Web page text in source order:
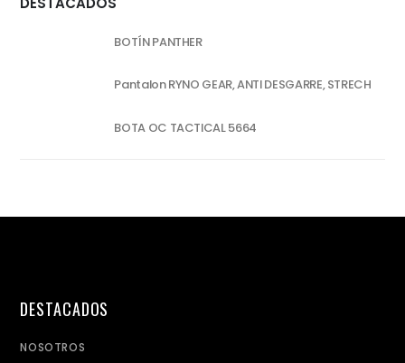
BOTÍN PANTHER
Pantalon RYNO GEAR, ANTI DESGARRE, STRECH
BOTA OC TACTICAL 5664
DESTACADOS
NOSOTROS